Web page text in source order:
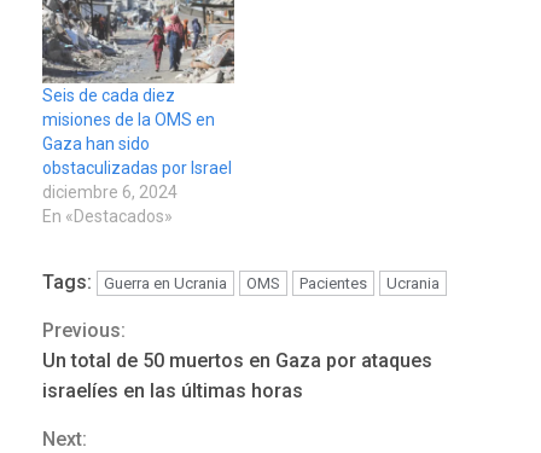
Seis de cada diez
misiones de la OMS en
Gaza han sido
obstaculizadas por Israel
diciembre 6, 2024
En «Destacados»
Tags: Guerra en Ucrania OMS Pacientes Ucrania
Continue
Reading
Previous:
Un total de 50 muertos en Gaza por ataques
israelíes en las últimas horas
Next: